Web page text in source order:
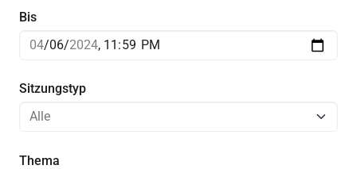
Bis
Sitzungstyp
Thema